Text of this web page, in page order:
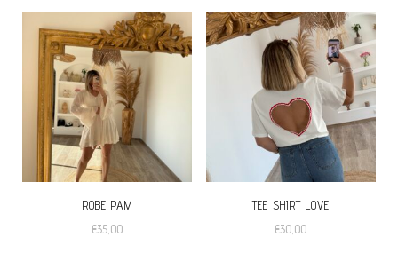
ROBE PAM
€35,00
TEE SHIRT LOVE
€30,00